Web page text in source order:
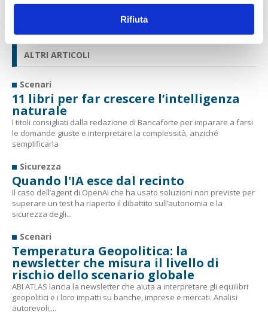
Rifiuta
ALTRI ARTICOLI
Scenari
11 libri per far crescere l’intelligenza
naturale
I titoli consigliati dalla redazione di Bancaforte per imparare a farsi
le domande giuste e interpretare la complessità, anziché
semplificarla
Sicurezza
Quando l'IA esce dal recinto
Il caso dell’agent di OpenAI che ha usato soluzioni non previste per
superare un test ha riaperto il dibattito sull’autonomia e la
sicurezza degli...
Scenari
Temperatura Geopolitica: la
newsletter che misura il livello di
rischio dello scenario globale
ABI ATLAS lancia la newsletter che aiuta a interpretare gli equilibri
geopolitici e i loro impatti su banche, imprese e mercati. Analisi
autorevoli,...